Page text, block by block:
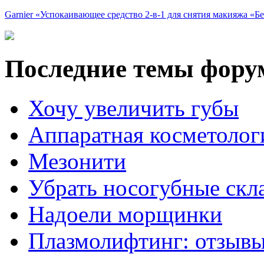
Garnier «Успокаивающее средство 2-в-1 для снятия макияжа
Последние темы
Хочу увеличить губы
Аппаратная
Мезонити
Убрать носогубные
Надоели морщинки
Плазмолифтинг: